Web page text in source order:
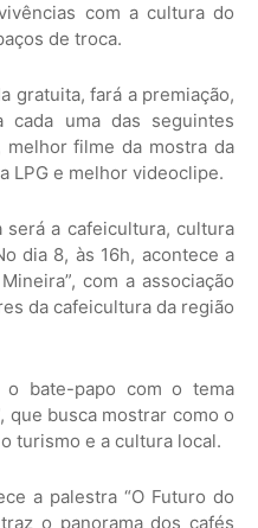
com a cultura do
de troca.
gratuita, fará a premiação,
uma das seguintes
melhor filme da mostra da
LPG e melhor videoclipe.
será a cafeicultura, cultura
dia 8, às 16h, acontece a
com a associação
da cafeicultura da região
bate-papo com o tema
que busca mostrar como o
turismo e a cultura local.
a palestra “O Futuro do
o panorama dos cafés